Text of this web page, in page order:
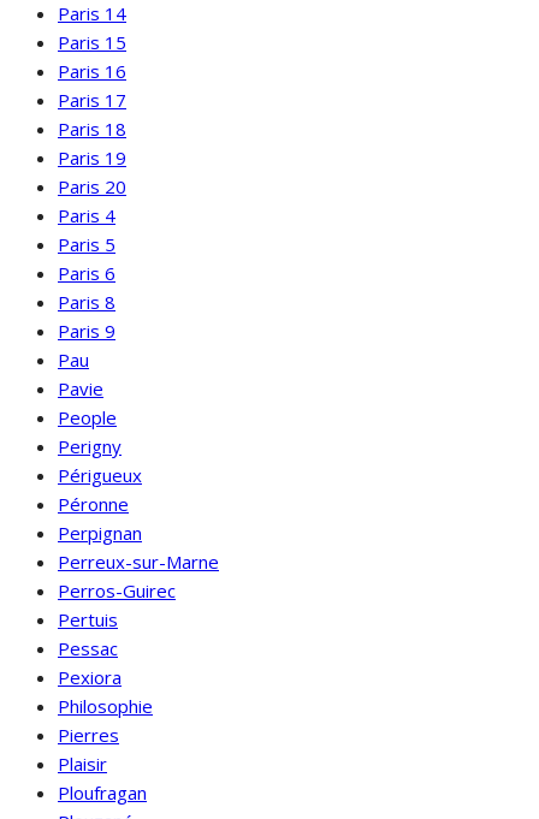
Paris 14
Paris 15
Paris 16
Paris 17
Paris 18
Paris 19
Paris 20
Paris 4
Paris 5
Paris 6
Paris 8
Paris 9
Pau
Pavie
People
Perigny
Périgueux
Péronne
Perpignan
Perreux-sur-Marne
Perros-Guirec
Pertuis
Pessac
Pexiora
Philosophie
Pierres
Plaisir
Ploufragan